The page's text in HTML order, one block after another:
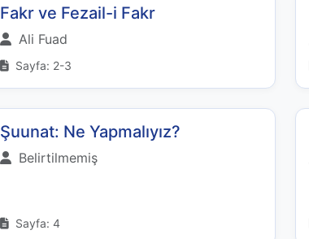
Fakr ve Fezail-i Fakr
Ali Fuad
Sayfa: 2-3
Şuunat: Ne Yapmalıyız?
Belirtilmemiş
Sayfa: 4